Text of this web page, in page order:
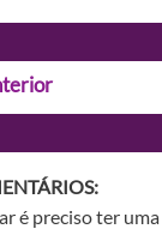
é preciso ter